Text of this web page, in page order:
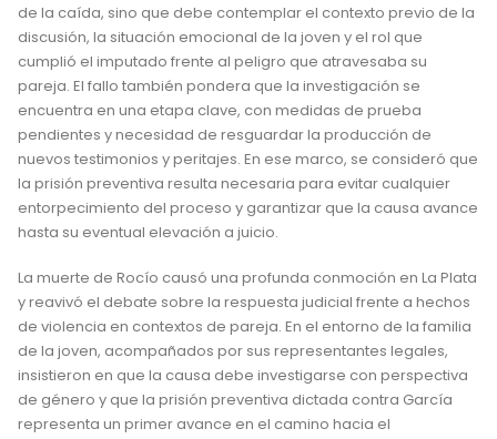
de la caída, sino que debe contemplar el contexto previo de la
discusión, la situación emocional de la joven y el rol que
cumplió el imputado frente al peligro que atravesaba su
pareja. El fallo también pondera que la investigación se
encuentra en una etapa clave, con medidas de prueba
pendientes y necesidad de resguardar la producción de
nuevos testimonios y peritajes. En ese marco, se consideró que
la prisión preventiva resulta necesaria para evitar cualquier
entorpecimiento del proceso y garantizar que la causa avance
hasta su eventual elevación a juicio.
La muerte de Rocío causó una profunda conmoción en La Plata
y reavivó el debate sobre la respuesta judicial frente a hechos
de violencia en contextos de pareja. En el entorno de la familia
de la joven, acompañados por sus representantes legales,
insistieron en que la causa debe investigarse con perspectiva
de género y que la prisión preventiva dictada contra García
representa un primer avance en el camino hacia el